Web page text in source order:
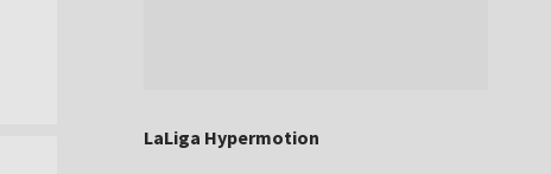
LaLiga Hypermotion